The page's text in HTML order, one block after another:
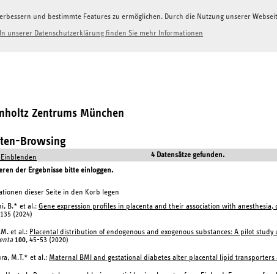
und bestimmte Features zu ermöglichen. Durch die Nutzung unserer
In unserer Datenschutzerklärung finden Sie mehr Informationen
Zentrums München
Browsing
4 Datensätze gefunden.
der Ergebnisse bitte einloggen.
dieser Seite in den Korb legen
B.* et al.: Gene expression profiles in placenta and their association with
(2024)
et al.: Placental distribution of endogenous and exogenous substances: A pilot
100, 45-53 (2020)
M.T.* et al.: Maternal BMI and gestational diabetes alter placental lipid transporters